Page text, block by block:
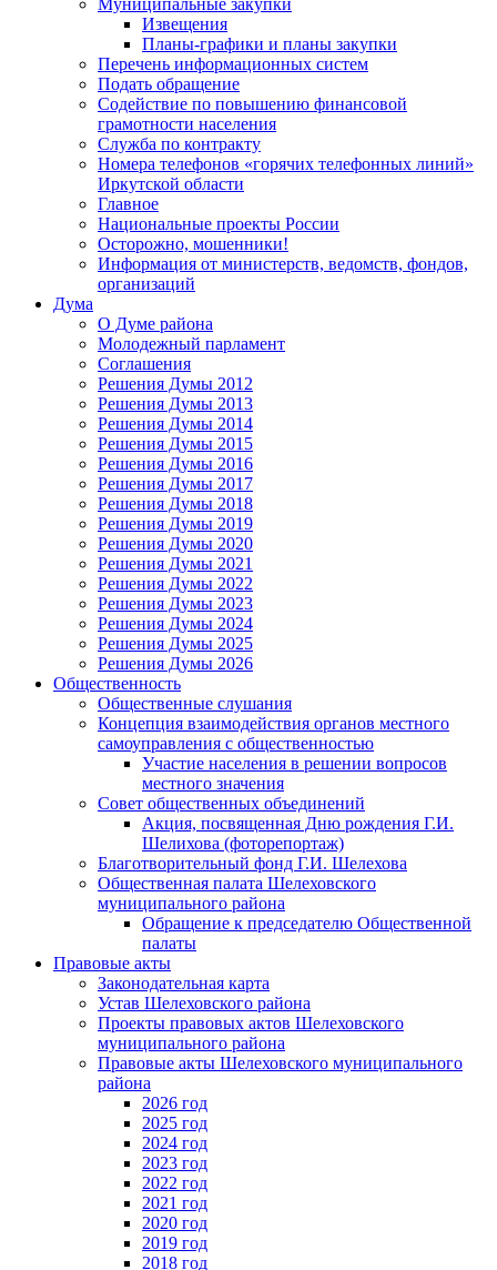
Извещения
Планы-графики и планы закупки
Перечень информационных систем
Подать обращение
Содействие по повышению финансовой
грамотности населения
Служба по контракту
Номера телефонов «горячих телефонных линий»
Иркутской области
Главное
Национальные проекты России
Осторожно, мошенники!
Информация от министерств, ведомств, фондов,
организаций
Дума
О Думе района
Молодежный парламент
Соглашения
Решения Думы 2012
Решения Думы 2013
Решения Думы 2014
Решения Думы 2015
Решения Думы 2016
Решения Думы 2017
Решения Думы 2018
Решения Думы 2019
Решения Думы 2020
Решения Думы 2021
Решения Думы 2022
Решения Думы 2023
Решения Думы 2024
Решения Думы 2025
Решения Думы 2026
Общественность
Общественные слушания
Концепция взаимодействия органов местного
самоуправления с общественностью
Участие населения в решении вопросов
местного значения
Совет общественных объединений
Акция, посвященная Дню рождения Г.И.
Шелихова (фоторепортаж)
Благотворительный фонд Г.И. Шелехова
Общественная палата Шелеховского
муниципального района
Обращение к председателю Общественной
палаты
Правовые акты
Законодательная карта
Устав Шелеховского района
Проекты правовых актов Шелеховского
муниципального района
Правовые акты Шелеховского муниципального
района
2026 год
2025 год
2024 год
2023 год
2022 год
2021 год
2020 год
2019 год
2018 год